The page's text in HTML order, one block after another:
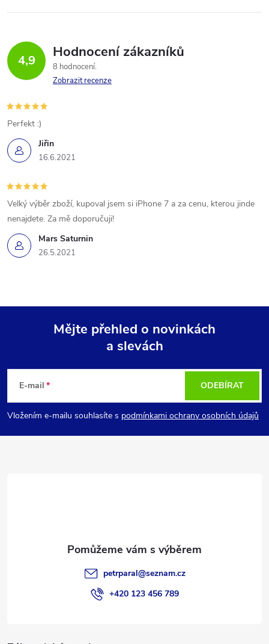
4,9 Hodnocení zákazníků
8 hodnocení
Zobrazit recenze
Jiřin
16.6.2021
Perfekt :)
Mars Saturnin
26.5.2021
Velký výběr zboží, kupoval jsem si iPhone 7 a za cenu, kterou jinde
nenajdete. Za mě doporučuji!
p
Mějte přehled o novinkách
a slevách
E-mail
Vložením e-mailu souhlasíte s podmínkami ochrany osobních údajů
ODEBÍRAT
petrparal@seznam.cz
+420 123 456 789